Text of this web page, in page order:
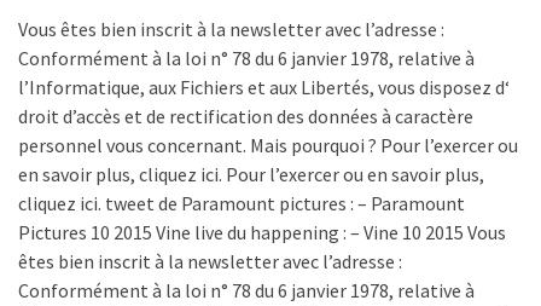
Vous êtes bien inscrit à la newsletter avec l’adresse :
Conformément à la loi n° 78 du 6 janvier 1978, relative à
l’Informatique, aux Fichiers et aux Libertés, vous disposez d‘
droit d’accès et de rectification des données à caractère
personnel vous concernant. Mais pourquoi ? Pour l’exercer ou
en savoir plus, cliquez ici. Pour l’exercer ou en savoir plus,
cliquez ici. tweet de Paramount pictures : – Paramount
Pictures 10 2015 Vine live du happening : – Vine 10 2015 Vous
êtes bien inscrit à la newsletter avec l’adresse :
Conformément à la loi n° 78 du 6 janvier 1978, relative à